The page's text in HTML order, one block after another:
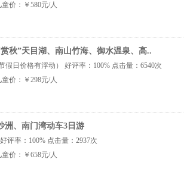
价：￥580元/人
秋”天目湖、南山竹海、御水温泉、高..
假日价格有浮动） 好评率：100% 点击量：6540次
价：￥298元/人
洲、南门湾动车3日游
评率：100% 点击量：2937次
价：￥658元/人